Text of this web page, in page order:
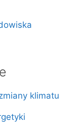
klimatu